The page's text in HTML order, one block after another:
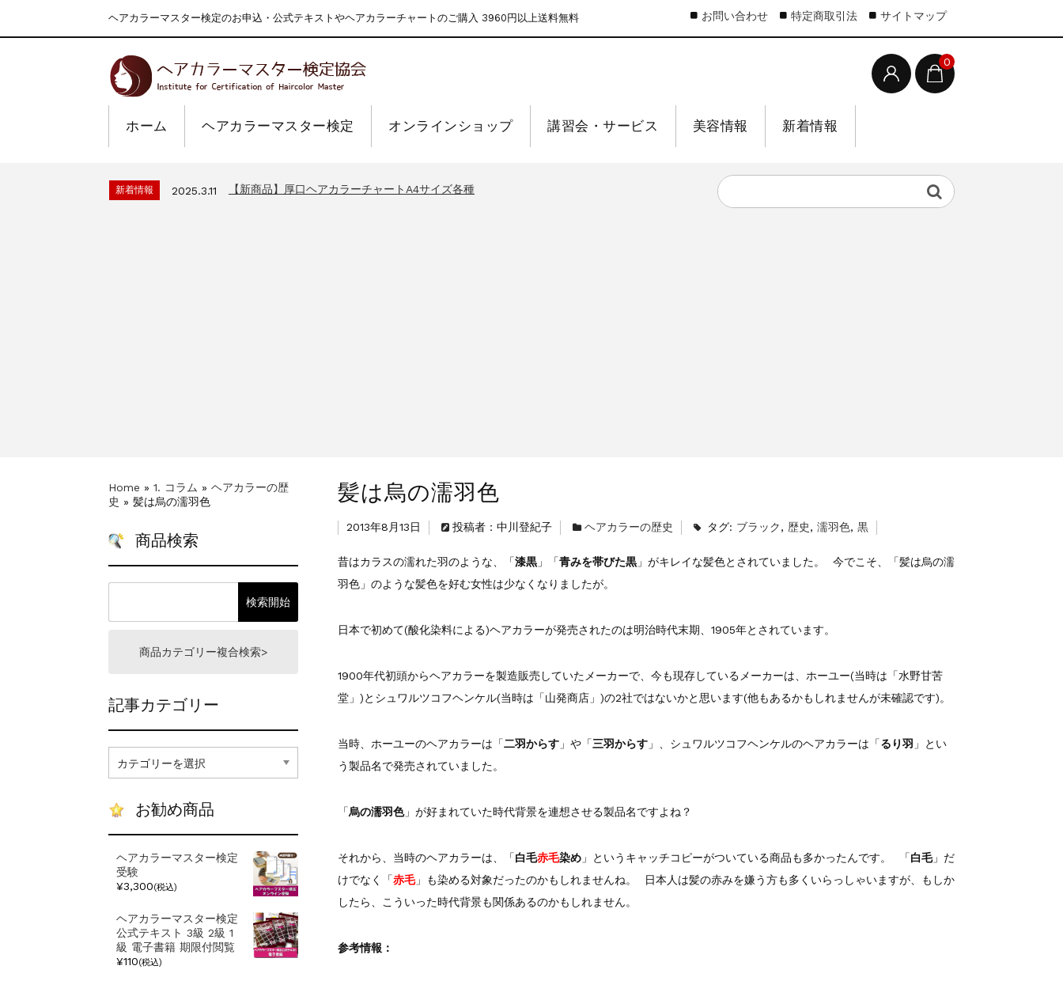
ヘアカラーマスター検定のお申込・公式テキストやヘアカラーチャートのご購入 3960円以上送料無料
0
ホーム ヘアカラーマスター検定 オンラインショップ 講習会・サービス 美容情報 新着情報
お問い合わせ 特定商取引法 サイトマップ
2024.4.9 一部ヘアカラーチャートのお値引きを行います
新着情報 2025.3.11 【新商品】厚口ヘアカラーチャートA4サイズ各種
髪は烏の濡羽色
2013年8月13日 投稿者：中川登紀子 ヘアカラーの歴史 タグ: ブラック, 歴史, 濡羽色, 黒
昔はカラスの濡れた羽のような、「漆黒 」「青みを帯びた黒 」がキレイな髪色とされていました。 今でこそ、「髪は烏の濡
羽色」のような髪色を好む女性は少なくなりましたが。
日本で初めて(酸化染料による)ヘアカラーが発売されたのは明治時代末期、1905年とされています。
1900年代初頭からヘアカラーを製造販売していたメーカーで、今も現存しているメーカーは、ホーユー(当時は「水野甘苦
堂」)とシュワルツコフヘンケル(当時は「山発商店」)の2社ではないかと思います(他もあるかもしれませんが未確認です)。
当時、ホーユーのヘアカラーは「二羽からす 」や「三羽からす 」、シュワルツコフヘンケルのヘアカラーは「るり羽 」とい
う製品名で発売されていました。
「烏の濡羽色」が好まれていた時代背景を連想させる製品名ですよね？
それから、当時のヘアカラーは、「白毛赤毛染め 」というキャッチコピーがついている商品も多かったんです。 「白毛」だ
けでなく「赤毛」も染める対象だったのかもしれませんね。 日本人は髪の赤みを嫌う方も多くいらっしゃいますが、もしか
したら、こういった時代背景も関係あるのかもしれません。
参考情報：
Home » 1. コラム » ヘアカラーの歴
史 » 髪は烏の濡羽色
商品検索
商品カテゴリー複合検索>
記事カテゴリー
事
カ
ゴ
ー
お勧め商品
ヘアカラーマスター検定
受験
¥3,300(税込)
ヘアカラーマスター検定
公式テキスト 3級 2級 1
級 電子書籍 期限付閲覧
¥110(税込)